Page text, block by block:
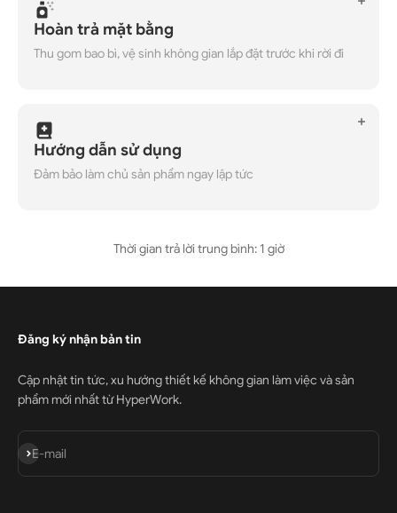
Hoàn trả mặt bằng
Thu gom bao bì, vệ sinh không gian lắp đặt trước khi rời đi
Hướng dẫn sử dụng
Đảm bảo làm chủ sản phẩm ngay lập tức
Thời gian trả lời trung bình: 1 giờ
Đăng ký nhận bản tin
Cập nhật tin tức, xu hướng thiết kế không gian làm việc và sản
phẩm mới nhất từ HyperWork.
E-mail
Đăng ký